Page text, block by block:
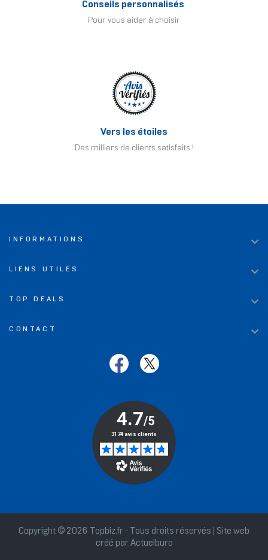
Conseils personnalisés
Pour vous aider à choisir
Vers les étoiles
Des milliers de clients satisfaits !
INFORMATIONS 
LIENS UTILES 
TOP DEALS 
CONTACT 
Copyright © 2026 Topbiz.fr - Tous droits réservés | Site web
créé par Actuelburo